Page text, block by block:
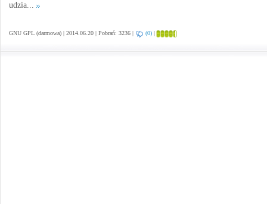
udzia...
GNU GPL (darmowa) | 2014.06.20 | Pobrań: 3236 | (0) |